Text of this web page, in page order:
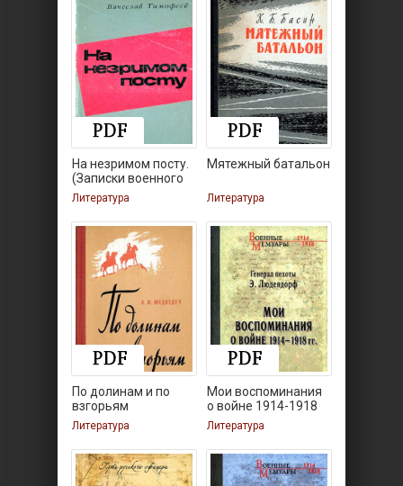
На незримом посту.
(Записки военного
Литература
Мятежный батальон
Литература
По долинам и по
взгорьям
Литература
Мои воспоминания
о войне 1914-1918
гг.
Литература